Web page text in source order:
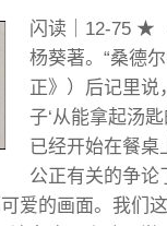
闪读｜12-75 ★
杨葵著。“桑德
正》）后记里说
子‘从能拿起汤
已经开始在餐桌
公正有关的争论
爱的画面。我们这